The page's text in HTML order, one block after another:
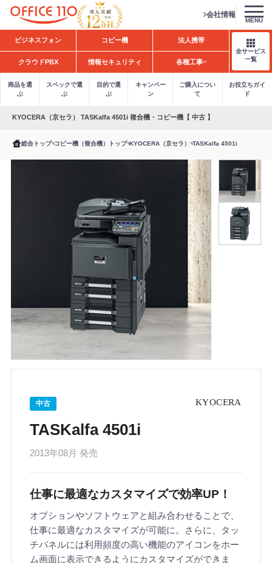
H
o
会社情報
MENU
ビジネスフォン コピー機 法人携帯
クラウドPBX 情報セキュリティ 各種工事
全サービス
一覧
商品を選
ぶ
スペックで選
ぶ
目的で選
ぶ
キャンペー
ン
ご購入につい
て
お役立ちガイ
ド
KYOCERA（京セラ） TASKalfa 4501i 複合機・コピー機【 中古 】
総合トップ コピー機（複合機）トップ KYOCERA（京セラ） TASKalfa 4501i
TASKalfa 4501i
2013年08月 発売
中古
仕事に最適なカスタマイズで効率UP！
オプションやソフトウェアと組み合わせることで、
仕事に最適なカスタマイズが可能に。さらに、タッ
チパネルには利用頻度の高い機能のアイコンをホー
ム画面に表示できるようにカスタマイズができま